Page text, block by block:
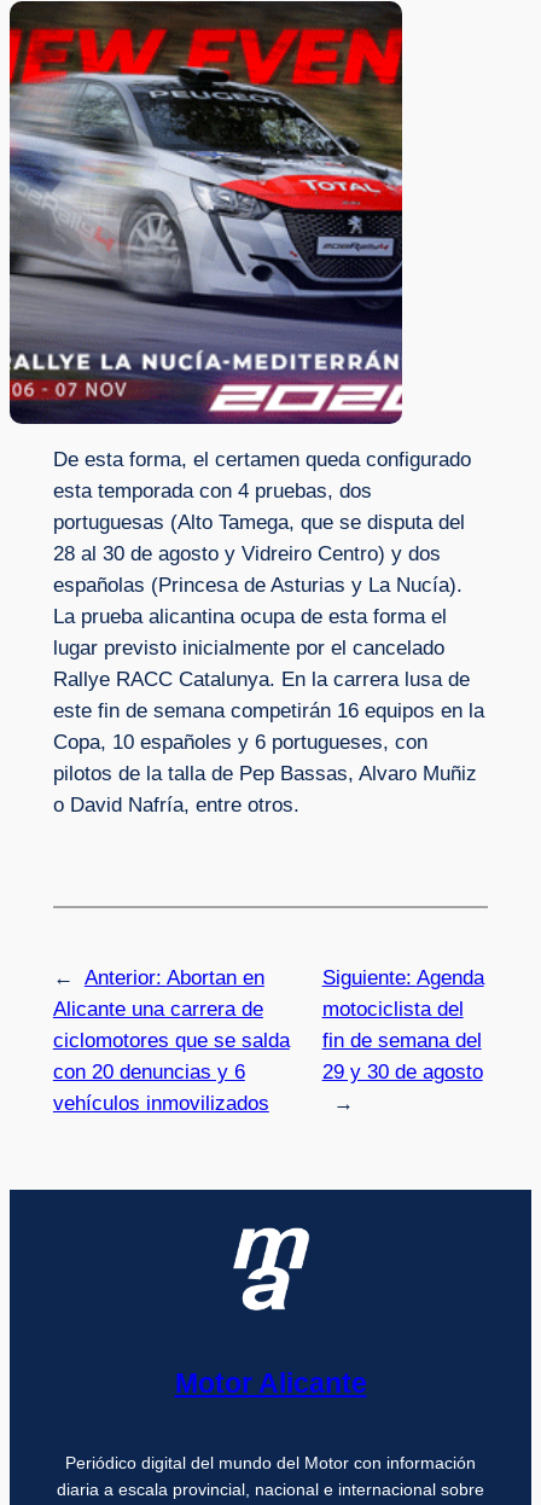
De esta forma, el certamen queda configurado
esta temporada con 4 pruebas, dos
portuguesas (Alto Tamega, que se disputa del
28 al 30 de agosto y Vidreiro Centro) y dos
españolas (Princesa de Asturias y La Nucía).
La prueba alicantina ocupa de esta forma el
lugar previsto inicialmente por el cancelado
Rallye RACC Catalunya. En la carrera lusa de
este fin de semana competirán 16 equipos en la
Copa, 10 españoles y 6 portugueses, con
pilotos de la talla de Pep Bassas, Alvaro Muñiz
o David Nafría, entre otros.
← Anterior: Abortan en
Alicante una carrera de
ciclomotores que se salda
con 20 denuncias y 6
vehículos inmovilizados
Siguiente: Agenda
motociclista del
fin de semana del
29 y 30 de agosto
→
Motor Alicante
Periódico digital del mundo del Motor con información
diaria a escala provincial, nacional e internacional sobre